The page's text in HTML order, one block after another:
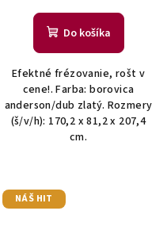
Do košíka
Efektné frézovanie, rošt v
cene!. Farba: borovica
anderson/dub zlatý. Rozmery
(š/v/h): 170,2 x 81,2 x 207,4
cm.
NÁŠ HIT